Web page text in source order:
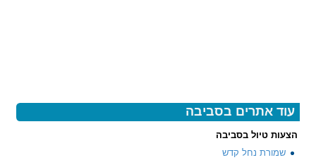
עוד אתרים בסביבה
הצעות טיול בסביבה
שמורת נחל קדש